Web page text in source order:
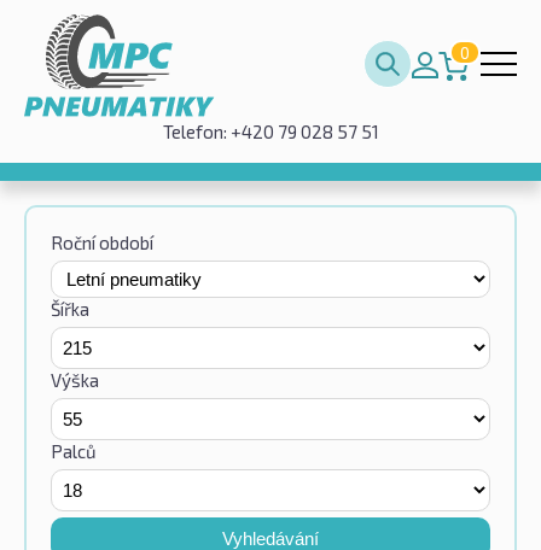
0
Telefon: +420 79 028 57 51
Roční období
Šířka
Výška
Palců
Vyhledávání